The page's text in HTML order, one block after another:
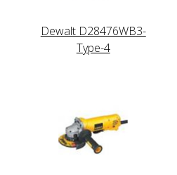
Dewalt D28476WB3-
Type-4